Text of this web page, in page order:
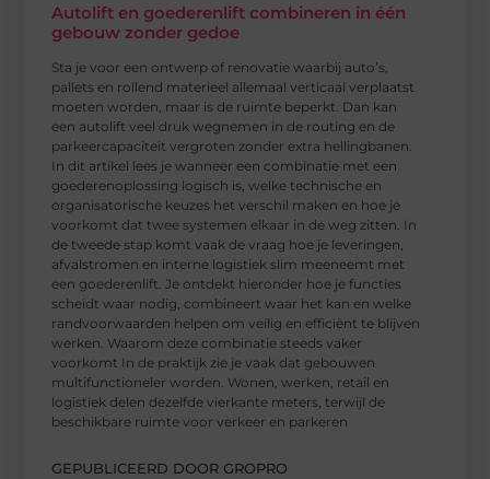
Autolift en goederenlift combineren in één
gebouw zonder gedoe
Sta je voor een ontwerp of renovatie waarbij auto’s,
pallets en rollend materieel allemaal verticaal verplaatst
moeten worden, maar is de ruimte beperkt. Dan kan
een autolift veel druk wegnemen in de routing en de
parkeercapaciteit vergroten zonder extra hellingbanen.
In dit artikel lees je wanneer een combinatie met een
goederenoplossing logisch is, welke technische en
organisatorische keuzes het verschil maken en hoe je
voorkomt dat twee systemen elkaar in de weg zitten. In
de tweede stap komt vaak de vraag hoe je leveringen,
afvalstromen en interne logistiek slim meeneemt met
een goederenlift. Je ontdekt hieronder hoe je functies
scheidt waar nodig, combineert waar het kan en welke
randvoorwaarden helpen om veilig en efficiënt te blijven
werken. Waarom deze combinatie steeds vaker
voorkomt In de praktijk zie je vaak dat gebouwen
multifunctioneler worden. Wonen, werken, retail en
logistiek delen dezelfde vierkante meters, terwijl de
beschikbare ruimte voor verkeer en parkeren
GEPUBLICEERD DOOR GROPRO